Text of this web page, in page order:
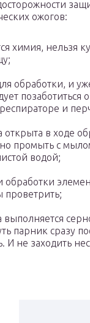
ожогов:
химия, нельзя
обработки, и
позаботиться
и
в ходе
промыть с
водой;
обработки
проветрить;
выполняется
парник сразу
не заходить